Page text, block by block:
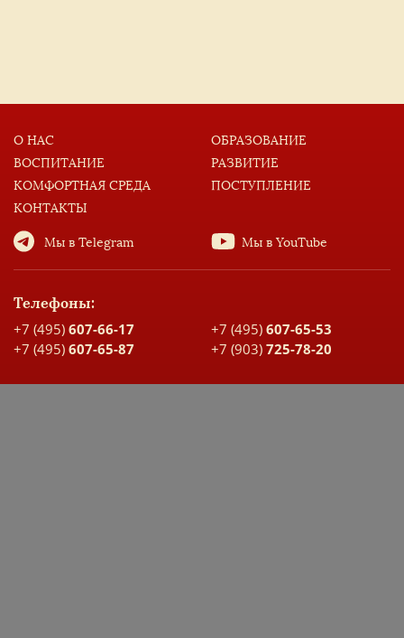
О НАС
ОБРАЗОВАНИЕ
ВОСПИТАНИЕ
РАЗВИТИЕ
КОМФОРТНАЯ СРЕДА
ПОСТУПЛЕНИЕ
КОНТАКТЫ
Мы в Telegram Мы в YouTube
Телефоны:
+7 (495) 607-66-17 +7 (495) 607-65-53
+7 (495) 607-65-87 +7 (903) 725-78-20